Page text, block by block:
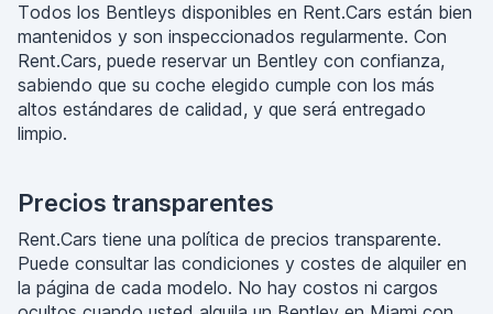
Todos los Bentleys disponibles en Rent.Cars están bien
mantenidos y son inspeccionados regularmente. Con
Rent.Cars, puede reservar un Bentley con confianza,
sabiendo que su coche elegido cumple con los más
altos estándares de calidad, y que será entregado
limpio.
Precios transparentes
Rent.Cars tiene una política de precios transparente.
Puede consultar las condiciones y costes de alquiler en
la página de cada modelo. No hay costos ni cargos